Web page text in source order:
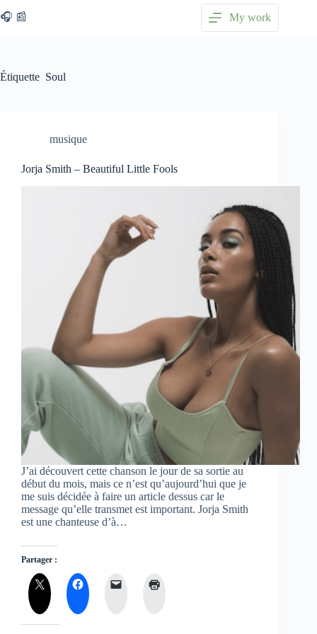
au
🎧 📰 My work
Étiquette Soul
musique
Jorja Smith – Beautiful Little Fools
J’ai découvert cette chanson le jour de sa sortie au
début du mois, mais ce n’est qu’aujourd’hui que je
me suis décidée à faire un article dessus car le
message qu’elle transmet est important. Jorja Smith
est une chanteuse d’à…
Partager :